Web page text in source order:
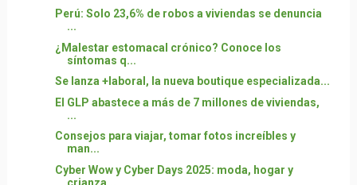
Perú: Solo 23,6% de robos a viviendas se denuncia
...
¿Malestar estomacal crónico? Conoce los
síntomas q...
Se lanza +laboral, la nueva boutique especializada...
El GLP abastece a más de 7 millones de viviendas,
...
Consejos para viajar, tomar fotos increíbles y
man...
Cyber Wow y Cyber Days 2025: moda, hogar y
crianza...